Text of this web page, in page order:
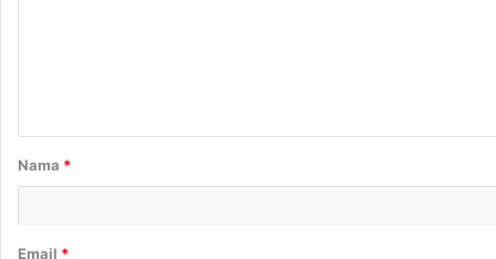
r
*
Nama *
Email *